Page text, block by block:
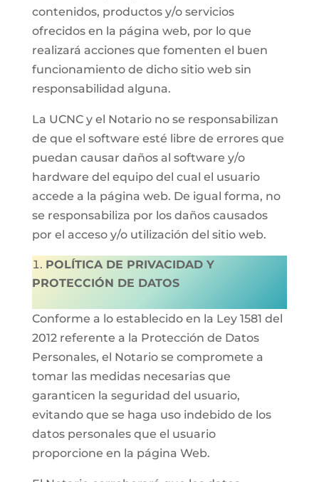
contenidos, productos y/o servicios
ofrecidos en la página web, por lo que
realizará acciones que fomenten el buen
funcionamiento de dicho sitio web sin
responsabilidad alguna.
La UCNC y el Notario no se responsabilizan
de que el software esté libre de errores que
puedan causar daños al software y/o
hardware del equipo del cual el usuario
accede a la página web. De igual forma, no
se responsabiliza por los daños causados
por el acceso y/o utilización del sitio web.
POLÍTICA DE PRIVACIDAD Y
PROTECCIÓN DE DATOS
Conforme a lo establecido en la Ley 1581 del
2012 referente a la Protección de Datos
Personales, el Notario se compromete a
tomar las medidas necesarias que
garanticen la seguridad del usuario,
evitando que se haga uso indebido de los
datos personales que el usuario
proporcione en la página Web.